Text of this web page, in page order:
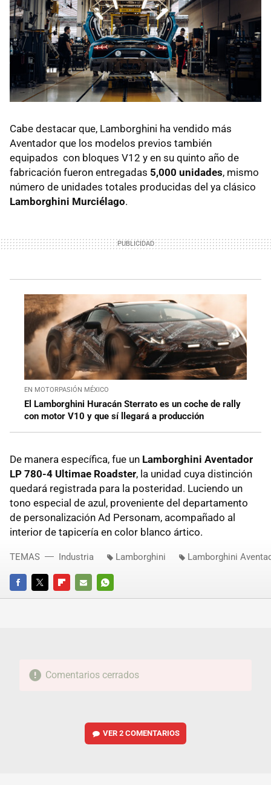
Cabe destacar que, Lamborghini ha vendido más
Aventador que los modelos previos también
equipados con bloques V12 y en su quinto año de
fabricación fueron entregadas 5,000 unidades, mismo
número de unidades totales producidas del ya clásico
Lamborghini Murciélago.
EN MOTORPASIÓN MÉXICO
El Lamborghini Huracán Sterrato es un coche de rally
con motor V10 y que sí llegará a producción
De manera específica, fue un Lamborghini Aventador
LP 780-4 Ultimae Roadster, la unidad cuya distinción
quedará registrada para la posteridad. Luciendo un
tono especial de azul, proveniente del departamento
de personalización Ad Personam, acompañado al
interior de tapicería en color blanco ártico.
FACEBOOKTWITTERFLIPBOARD
E-
WHATSAPP
TEMAS Industria Lamborghini Lamborghini
Comentarios cerrados
VER2 COMENTARIOS